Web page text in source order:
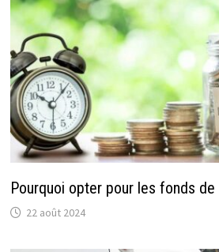
Pourquoi opter pour les fonds
22 août 2024